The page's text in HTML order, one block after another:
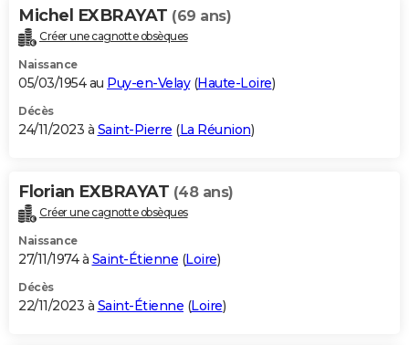
Michel EXBRAYAT (69 ans)
Créer une cagnotte obsèques
Naissance
05/03/1954 au Puy-en-Velay(Haute-Loire)
Décès
24/11/2023 à Saint-Pierre (La Réunion)
Florian EXBRAYAT (48 ans)
Créer une cagnotte obsèques
Naissance
27/11/1974 à Saint-Étienne (Loire)
Décès
22/11/2023 à Saint-Étienne (Loire)